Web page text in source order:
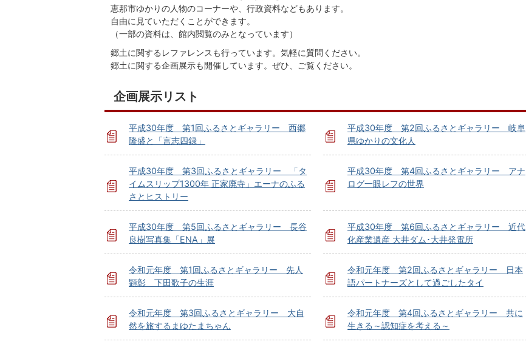
恵那市ゆかりの人物のコーナーや、行政資料などもあります。
自由に見ていただくことができます。
（一部の資料は、館内閲覧のみとなっています）
郷土に関するレファレンスも行っています。気軽に質問ください。
郷土に関する企画展示も開催しています。ぜひ、ご覧ください。
企画展示リスト
平成30年度 第1回ふるさとギャラリー 西郷
隆盛と「言志四録」
平成30年度 第2回ふるさとギャラリー 岐阜
県ゆかりの文化人
平成30年度 第3回ふるさとギャラリー 「タ
イムスリップ1300年 正家廃寺」エーナのふる
さとヒストリー
平成30年度 第4回ふるさとギャラリー アナ
ログ一眼レフの世界
平成30年度 第5回ふるさとギャラリー 長谷
良樹写真集「ENA」展
平成30年度 第6回ふるさとギャラリー 近代
化産業遺産 大井ダム･大井発電所
令和元年度 第1回ふるさとギャラリー 先人
顕彰 下田歌子の生涯
令和元年度 第2回ふるさとギャラリー 日本
語パートナーズとして過ごしたタイ
令和元年度 第3回ふるさとギャラリー 大自
然を旅するまゆたまちゃん
令和元年度 第4回ふるさとギャラリー 共に
生きる～認知症を考える～